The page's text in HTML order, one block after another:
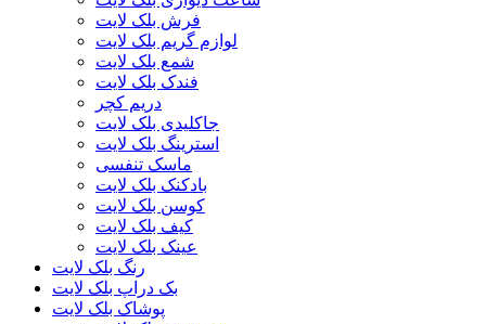
فرش بلک لایت
لوازم گریم بلک لایت
شمع بلک لایت
فندک بلک لایت
دریم کچر
جاکلیدی بلک لایت
استرینگ بلک لایت
ماسک تنفسی
بادکنک بلک لایت
کوسن بلک لایت
کیف بلک لایت
عینک بلک لایت
رنگ بلک لایت
بک دراپ بلک لایت
پوشاک بلک لایت